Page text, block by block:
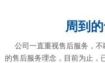
周到
公司一直重视售后服务，
的售后服务理念，目前为止，